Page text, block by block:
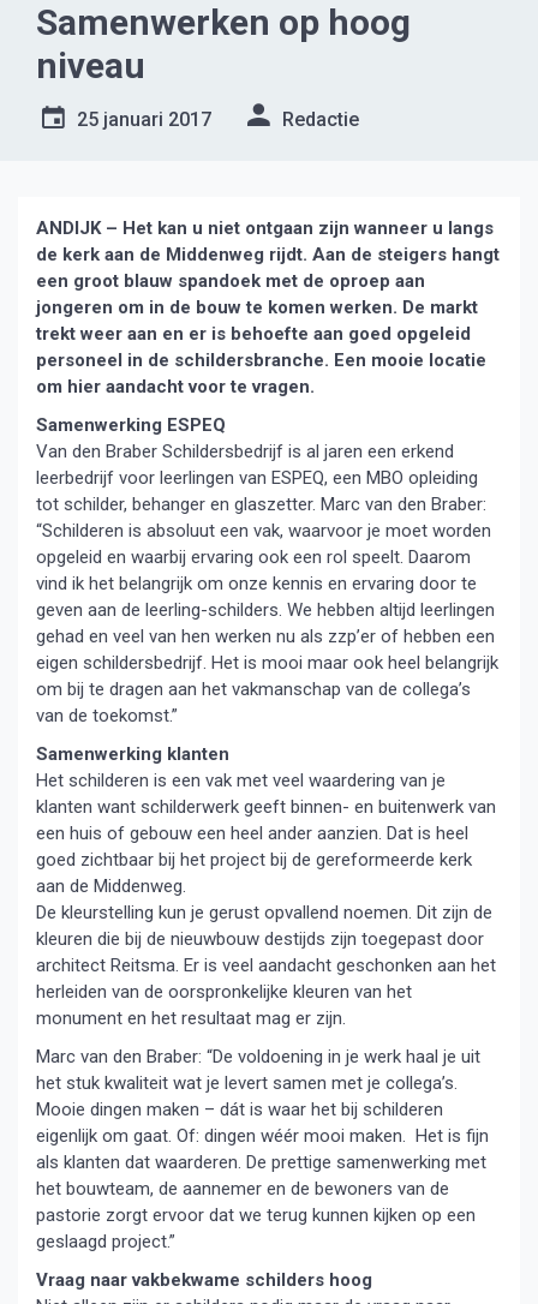
Samenwerken op hoog
niveau
25 januari 2017 Redactie
ANDIJK – Het kan u niet ontgaan zijn wanneer u langs
de kerk aan de Middenweg rijdt. Aan de steigers hangt
een groot blauw spandoek met de oproep aan
jongeren om in de bouw te komen werken. De markt
trekt weer aan en er is behoefte aan goed opgeleid
personeel in de schildersbranche. Een mooie locatie
om hier aandacht voor te vragen.
Samenwerking ESPEQ
Van den Braber Schildersbedrijf is al jaren een erkend
leerbedrijf voor leerlingen van ESPEQ, een MBO opleiding
tot schilder, behanger en glaszetter. Marc van den Braber:
“Schilderen is absoluut een vak, waarvoor je moet worden
opgeleid en waarbij ervaring ook een rol speelt. Daarom
vind ik het belangrijk om onze kennis en ervaring door te
geven aan de leerling-schilders. We hebben altijd leerlingen
gehad en veel van hen werken nu als zzp’er of hebben een
eigen schildersbedrijf. Het is mooi maar ook heel belangrijk
om bij te dragen aan het vakmanschap van de collega’s
van de toekomst.”
Samenwerking klanten
Het schilderen is een vak met veel waardering van je
klanten want schilderwerk geeft binnen- en buitenwerk van
een huis of gebouw een heel ander aanzien. Dat is heel
goed zichtbaar bij het project bij de gereformeerde kerk
aan de Middenweg.
De kleurstelling kun je gerust opvallend noemen. Dit zijn de
kleuren die bij de nieuwbouw destijds zijn toegepast door
architect Reitsma. Er is veel aandacht geschonken aan het
herleiden van de oorspronkelijke kleuren van het
monument en het resultaat mag er zijn.
Marc van den Braber: “De voldoening in je werk haal je uit
het stuk kwaliteit wat je levert samen met je collega’s.
Mooie dingen maken – dát is waar het bij schilderen
eigenlijk om gaat. Of: dingen wéér mooi maken. Het is fijn
als klanten dat waarderen. De prettige samenwerking met
het bouwteam, de aannemer en de bewoners van de
pastorie zorgt ervoor dat we terug kunnen kijken op een
geslaagd project.”
Vraag naar vakbekwame schilders hoog